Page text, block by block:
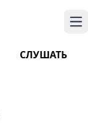
СЛУШАТЬ